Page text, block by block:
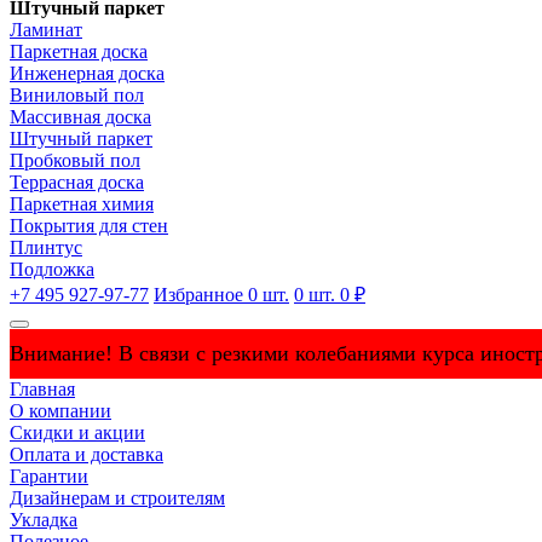
Штучный паркет
Ламинат
Паркетная доска
Инженерная доска
Виниловый пол
Массивная доска
Штучный паркет
Пробковый пол
Террасная доска
Паркетная химия
Покрытия для стен
Плинтус
Подложка
+7 495 927-97-77 Избранное 0 шт. 0 шт. 0 ₽
Внимание! В связи с резкими колебаниями курса
Главная
О компании
Скидки и акции
Оплата и доставка
Гарантии
Дизайнерам и строителям
Укладка